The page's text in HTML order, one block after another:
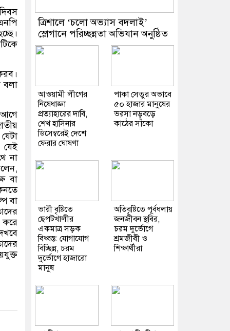
বলা
আগে
যেই
না
বা
বা
করে
‎ত্রিশালে ‘চলো অভ্যাস বদলাই’
স্লোগানে পরিচ্ছন্নতা অভিযান অনুষ্ঠিত
আওয়ামী লীগের
নিষেধাজ্ঞা
প্রত্যাহারের দাবি,
শেখ হাসিনার
ডিসেম্বরেই দেশে
ফেরার ঘোষণা
পাকা সেতুর অভাবে
৫০ হাজার মানুষের
ভরসা নড়বড়ে
কাঠের সাঁকো
ভারী বৃষ্টিতে
ছেপটখালীর
একমাত্র সড়ক
বিধ্বস্ত: যোগাযোগ
বিচ্ছিন্ন, চরম
দুর্ভোগে হাজারো
মানুষ
অতিবৃষ্টিতে পূর্বধলায়
জনজীবন স্থবির,
চরম দুর্ভোগে
শ্রমজীবী ও
শিক্ষার্থীরা